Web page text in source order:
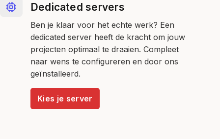
Dedicated servers
Ben je klaar voor het echte werk? Een
dedicated server heeft de kracht om jouw
projecten optimaal te draaien. Compleet
naar wens te configureren en door ons
geïnstalleerd.
Kies je server